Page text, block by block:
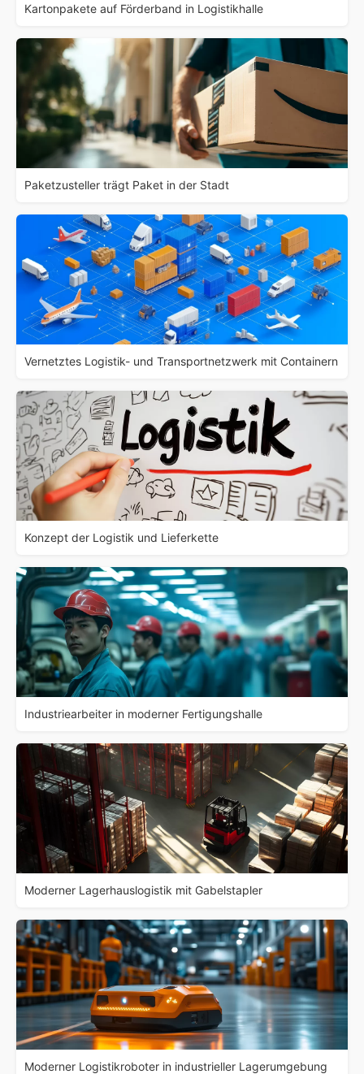
Kartonpakete auf Förderband in Logistikhalle
Paketzusteller trägt Paket in der Stadt
Vernetztes Logistik- und Transportnetzwerk mit Containern
Konzept der Logistik und Lieferkette
Industriearbeiter in moderner Fertigungshalle
Moderner Lagerhauslogistik mit Gabelstapler
Moderner Logistikroboter in industrieller Lagerumgebung